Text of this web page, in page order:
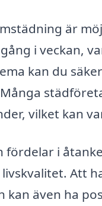
är
i veckan,
kan du
vilket kan
fördelar i
Att
kan även ha